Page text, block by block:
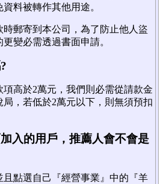
料被轉作其他用途。
時郵寄到本公司，為了防止他人盜
變必需透過書面申請。
高於2萬元，我們則必需從請款金
，若低於2萬元以下，則無須預扣
入的用戶，推薦人會不會是
且點選自己『經營事業』中的『羊